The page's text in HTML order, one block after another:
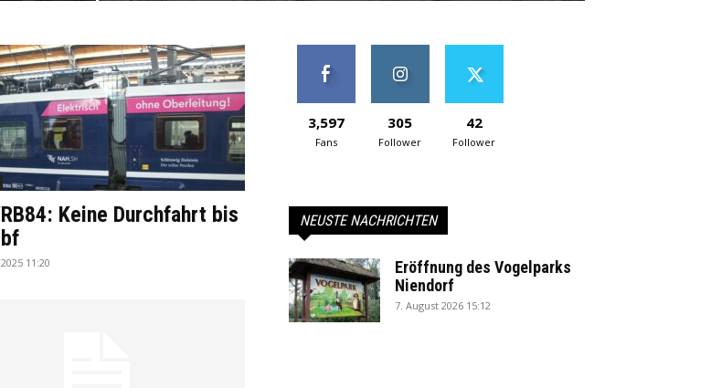
Keine Durchfahrt bis
11:20
3,597
Fans
305
Follower
42
Follower
NEUSTE NACHRICHTEN
Eröffnung des Vogelparks
Niendorf
7. August 2026 15:12